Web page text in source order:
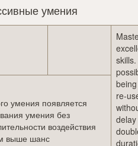
умения
re-
умения появляется
умения без
воздействия
выше шанс